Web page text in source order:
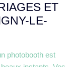
ET
LE-
photobooth est